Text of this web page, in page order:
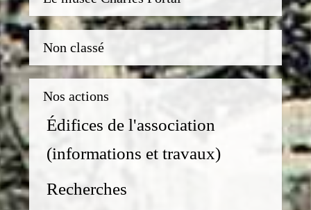
Non classé
Nos actions
Édifices de l'association
(informations et travaux)
Recherches